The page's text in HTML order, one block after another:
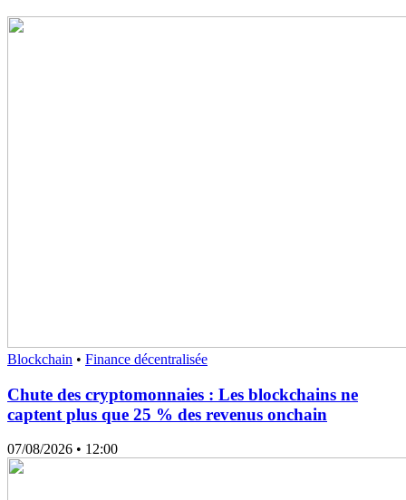
Blockchain • Finance décentralisée
Chute des cryptomonnaies : Les blockchains ne
captent plus que 25 % des revenus onchain
07/08/2026 • 12:00